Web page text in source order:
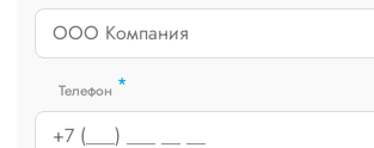
Телефон *